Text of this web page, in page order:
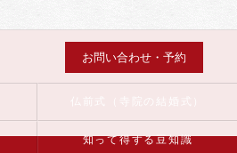
お問い合わせ・予約
知って得する豆知識